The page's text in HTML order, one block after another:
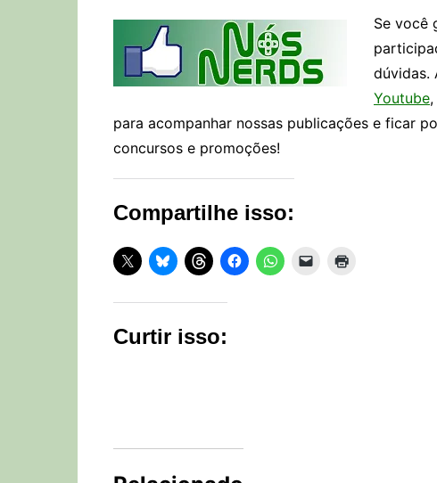
Se você
dúvidas.
Youtube
para acompanhar nossas publicações e ficar
concursos e promoções!
Compartilhe isso:
Curtir isso: